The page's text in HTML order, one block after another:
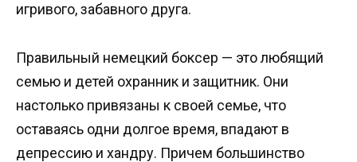
игривого, забавного друга.
Правильный немецкий боксер — это любящий
семью и детей охранник и защитник. Они
настолько привязаны к своей семье, что
оставаясь одни долгое время, впадают в
депрессию и хандру. Причем большинство